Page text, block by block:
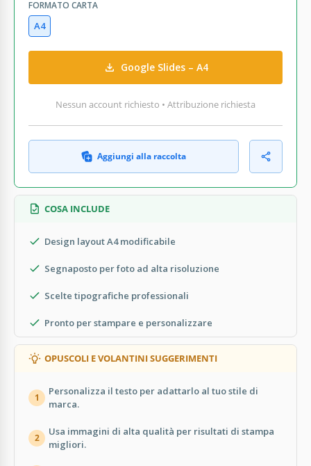
FORMATO CARTA
A4
Google Slides – A4
Nessun account richiesto • Attribuzione richiesta
Aggiungi alla raccolta
COSA INCLUDE
Design layout A4 modificabile
Segnaposto per foto ad alta risoluzione
Scelte tipografiche professionali
Pronto per stampare e personalizzare
OPUSCOLI E VOLANTINI SUGGERIMENTI
1
Personalizza il testo per adattarlo al tuo stile di
marca.
2
Usa immagini di alta qualità per risultati di stampa
migliori.